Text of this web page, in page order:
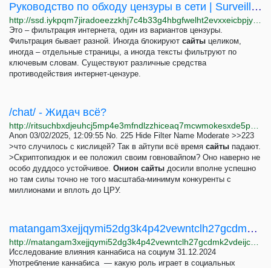
Руководство по обходу цензуры в сети | Surveillance Self-Defense
Это – фильтрация интернета, один из вариантов цензуры.
Фильтрация бывает разной. Иногда блокируют сайты целиком,
иногда – отдельные страницы, а иногда тексты фильтруют по
ключевым словам. Существуют различные средства
противодействия интернет-цензуре.
/chat/ - Жидач всё?
Anon 03/02/2025, 12:09:55 No. 225 Hide Filter Name Moderate >>223
>что случилось с кислицей? Так в айтупи всё время сайты падают.
>Скриптопиздюк и ее положил своим говновайпом? Оно наверно не
особо дуддосо устойчивое. Онион сайты досили вполне успешно
но там силы точно не того масштаба-минимум конкуренты с
миллионами и вплоть до ЦРУ.
matangam3xejjqymi52dg3k4p42vewntclh27gcdmk2vdeijcgsti4ad.onion | Новость - ФАЙКОВЫЕ САЙТЫ И...
Исследование влияния каннабиса на социум 31.12.2024
Употребление каннабиса — какую роль играет в социальных